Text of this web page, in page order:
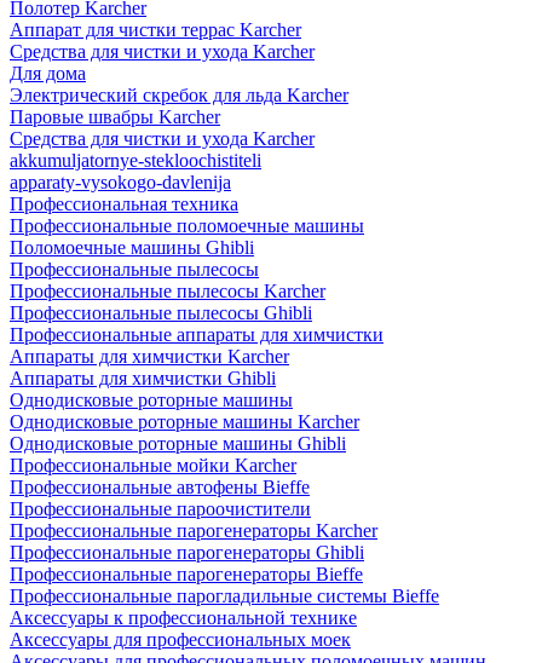
Полотер Karcher
Аппарат для чистки террас Karcher
Средства для чистки и ухода Karcher
Для дома
Электрический скребок для льда Karcher
Паровые швабры Karcher
Средства для чистки и ухода Karcher
akkumuljatornye-stekloochistiteli
apparaty-vysokogo-davlenija
Профессиональная техника
Профессиональные поломоечные машины
Поломоечные машины Ghibli
Профессиональные пылесосы
Профессиональные пылесосы Karcher
Профессиональные пылесосы Ghibli
Профессиональные аппараты для химчистки
Аппараты для химчистки Karcher
Аппараты для химчистки Ghibli
Однодисковые роторные машины
Однодисковые роторные машины Karcher
Однодисковые роторные машины Ghibli
Профессиональные мойки Karcher
Профессиональные автофены Bieffe
Профессиональные пароочистители
Профессиональные парогенераторы Karcher
Профессиональные парогенераторы Ghibli
Профессиональные парогенераторы Bieffe
Профессиональные парогладильные системы Bieffe
Аксессуары к профессиональной технике
Аксессуары для профессиональных моек